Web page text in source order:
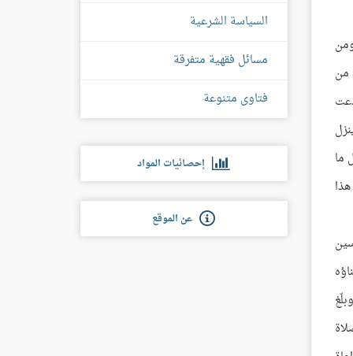
من
ما
السياسة الشرعية
مسائل فقهية متفرقة
فتاوى متنوعة
إحصائيات المواد
عن الموقع